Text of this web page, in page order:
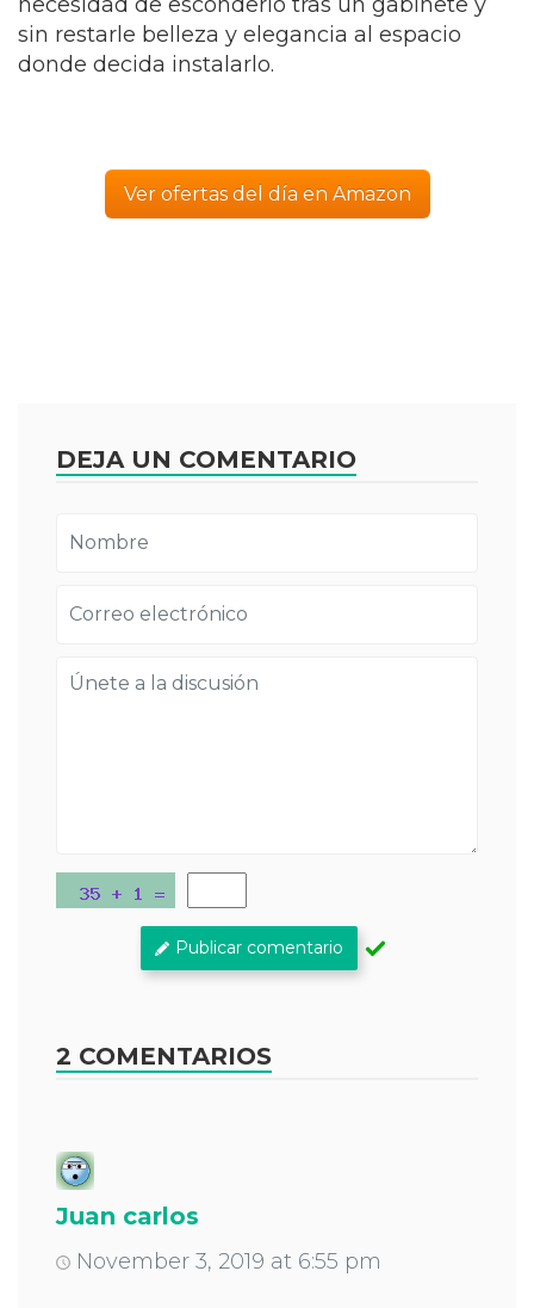
sin restarle belleza y elegancia al espacio
donde decida instalarlo.
Ver ofertas del día en Amazon
DEJA UN COMENTARIO
Publicar comentario
2 COMENTARIOS
Juan carlos
November 3, 2019 at 6:55 pm